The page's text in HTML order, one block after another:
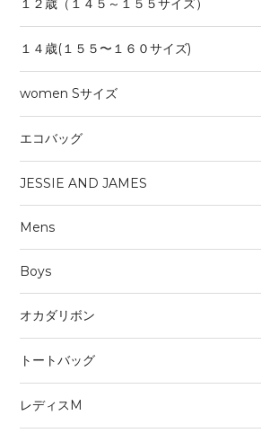
１２歳（１４５～１５５サイズ）
１４歳(１５５〜１６０サイズ)
women Sサイズ
エコバッグ
JESSIE AND JAMES
Mens
Boys
オカダリボン
トートバッグ
レディスM